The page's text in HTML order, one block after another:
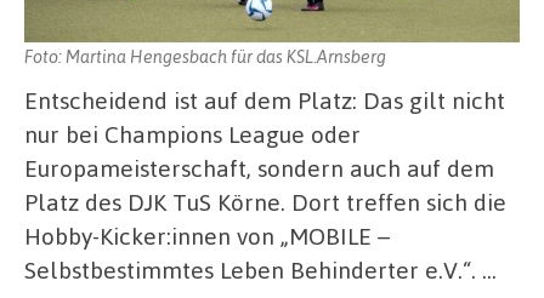
Foto: Martina Hengesbach für das KSL.Arnsberg
Entscheidend ist auf dem Platz: Das gilt nicht
nur bei Champions League oder
Europameisterschaft, sondern auch auf dem
Platz des DJK TuS Körne. Dort treffen sich die
Hobby-Kicker:innen von „MOBILE –
Selbstbestimmtes Leben Behinderter e.V.“. …